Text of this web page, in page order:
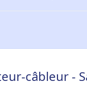
câbleur -